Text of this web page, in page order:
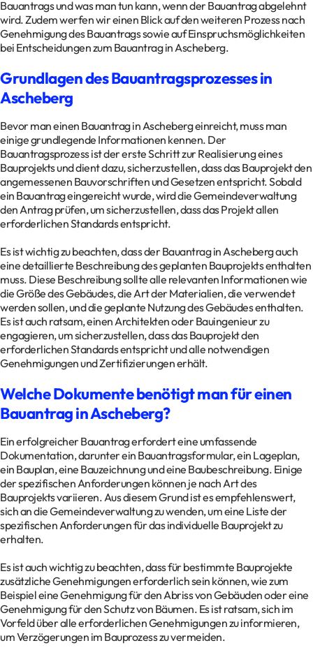
Bauantrags und was man tun kann, wenn der Bauantrag abgelehnt
wird. Zudem werfen wir einen Blick auf den weiteren Prozess nach
Genehmigung des Bauantrags sowie auf Einspruchsmöglichkeiten
bei Entscheidungen zum Bauantrag in Ascheberg.
Grundlagen des Bauantragsprozesses in
Ascheberg
Bevor man einen Bauantrag in Ascheberg einreicht, muss man
einige grundlegende Informationen kennen. Der
Bauantragsprozess ist der erste Schritt zur Realisierung eines
Bauprojekts und dient dazu, sicherzustellen, dass das Bauprojekt den
angemessenen Bauvorschriften und Gesetzen entspricht. Sobald
ein Bauantrag eingereicht wurde, wird die Gemeindeverwaltung
den Antrag prüfen, um sicherzustellen, dass das Projekt allen
erforderlichen Standards entspricht.
Es ist wichtig zu beachten, dass der Bauantrag in Ascheberg auch
eine detaillierte Beschreibung des geplanten Bauprojekts enthalten
muss. Diese Beschreibung sollte alle relevanten Informationen wie
die Größe des Gebäudes, die Art der Materialien, die verwendet
werden sollen, und die geplante Nutzung des Gebäudes enthalten.
Es ist auch ratsam, einen Architekten oder Bauingenieur zu
engagieren, um sicherzustellen, dass das Bauprojekt den
erforderlichen Standards entspricht und alle notwendigen
Genehmigungen und Zertifizierungen erhält.
Welche Dokumente benötigt man für einen
Bauantrag in Ascheberg?
Ein erfolgreicher Bauantrag erfordert eine umfassende
Dokumentation, darunter ein Bauantragsformular, ein Lageplan,
ein Bauplan, eine Bauzeichnung und eine Baubeschreibung. Einige
der spezifischen Anforderungen können je nach Art des
Bauprojekts variieren. Aus diesem Grund ist es empfehlenswert,
sich an die Gemeindeverwaltung zu wenden, um eine Liste der
spezifischen Anforderungen für das individuelle Bauprojekt zu
erhalten.
Es ist auch wichtig zu beachten, dass für bestimmte Bauprojekte
zusätzliche Genehmigungen erforderlich sein können, wie zum
Beispiel eine Genehmigung für den Abriss von Gebäuden oder eine
Genehmigung für den Schutz von Bäumen. Es ist ratsam, sich im
Vorfeld über alle erforderlichen Genehmigungen zu informieren,
um Verzögerungen im Bauprozess zu vermeiden.